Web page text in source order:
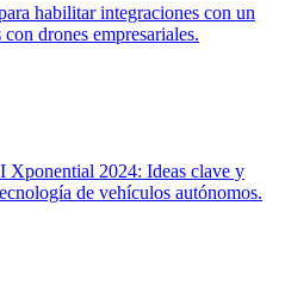
habilitar integraciones con un
drones empresariales.
Xponential 2024: Ideas clave y
de vehículos autónomos.